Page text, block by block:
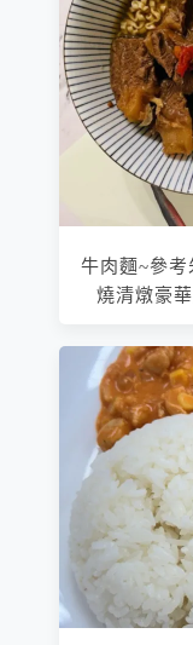
牛肉麵~參考
燒清燉豪